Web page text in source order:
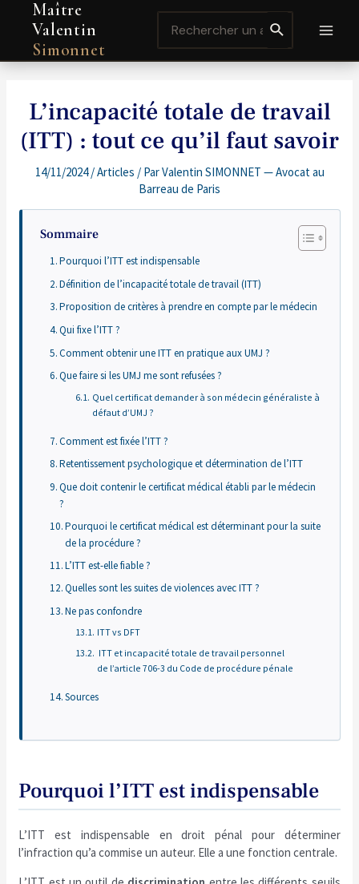
contenu
Maître
Valentin
Simonnet
for:
L’incapacité totale de travail
(ITT) : tout ce qu’il faut savoir
14/11/2024/Articles / ParValentin SIMONNET — Avocat au
Barreau de Paris
Sommaire
Pourquoi l’ITT est indispensable
Définition de l’incapacité totale de travail (ITT)
Proposition de critères à prendre en compte par le médecin
Qui fixe l’ITT ?
Comment obtenir une ITT en pratique aux UMJ ?
Que faire si les UMJ me sont refusées ?
Quel certificat demander à son médecin généraliste à
défaut d’UMJ ?
Comment est fixée l’ITT ?
Retentissement psychologique et détermination de l’ITT
Que doit contenir le certificat médical établi par le médecin
?
Pourquoi le certificat médical est déterminant pour la suite
de la procédure ?
L’ITT est-elle fiable ?
Quelles sont les suites de violences avec ITT ?
Ne pas confondre
ITT vs DFT
ITT et incapacité totale de travail personnel
de l’article 706-3 du Code de procédure pénale
Sources
Pourquoi l’ITT est indispensable
L’ITT est indispensable en droit pénal pour déterminer
l’infraction qu’a commise un auteur. Elle a une fonction centrale.
Navigation
de